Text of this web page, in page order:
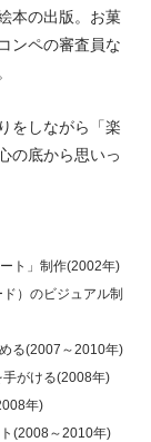
本の出版。お菓
ンペの審査員な
をしながら「楽
の底から思いっ
ト」制作(2002年)
）のビジュアル制
る(2007～2010年)
手がける(2008年)
年)
(2008～2010年)